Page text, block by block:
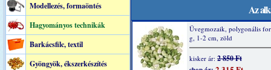
Modellezés, formaöntés
Hagyományos technikák
Barkácsfilc, textil
Gyöngyök, ékszerkészítés
Az
Üvegmozaik, polygonális
g, 1-2 cm, zöld
kisker ár: 2 850 Ft